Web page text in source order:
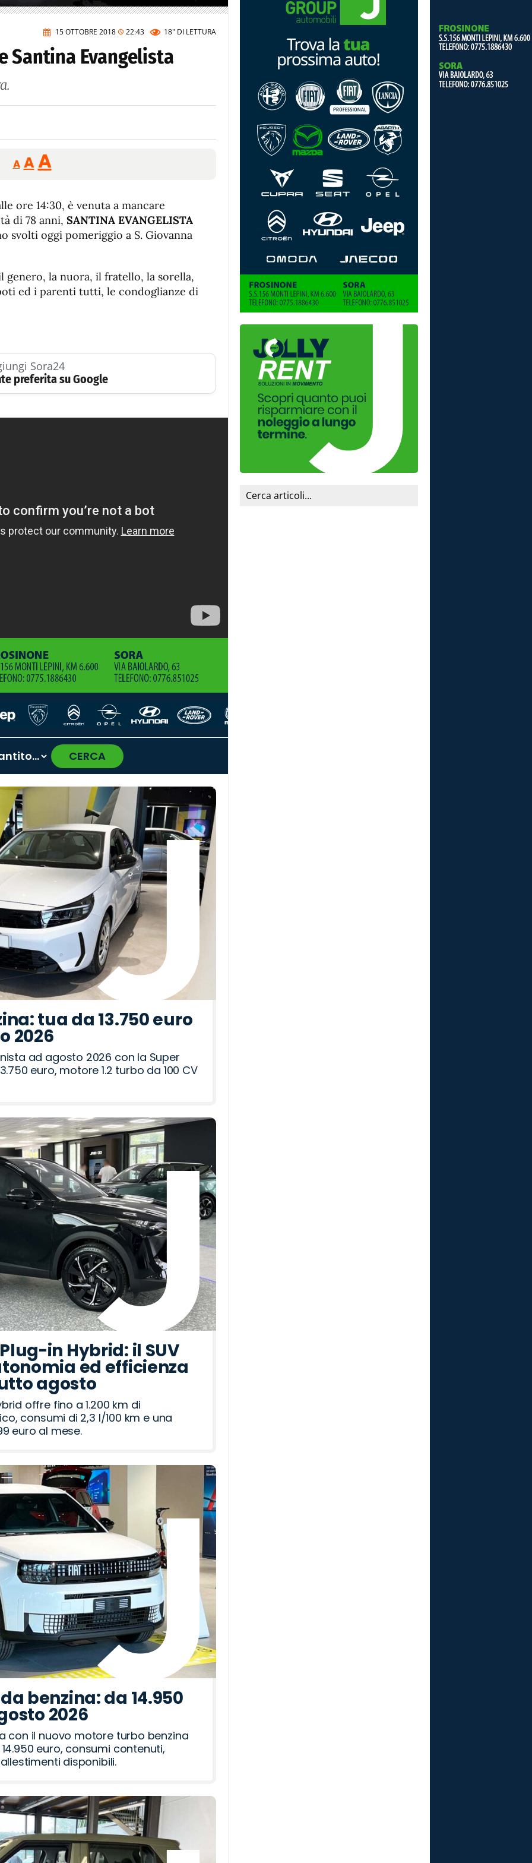
15 OTTOBRE 2018 22:43 18" DI LETTURA
Santina Evangelista
A
Reducir
tamaño
A Restablecer
tamaño
de
fuente
AAumentar
de
fuente.
ore 14:30, è venuta a mancare
di 78 anni, SANTINA EVANGELISTA
svolti oggi pomeriggio a S. Giovanna
genero, la nuora, il fratello, la sorella,
ed i parenti tutti, le condoglianze di
Sora24
preferita su Google
CERCA
›
tua da 13.750 euro
2026
ad agosto 2026 con la Super
euro, motore 1.2 turbo da 100 CV
in Hybrid: il SUV
ed efficienza
agosto
offre fino a 1.200 km di
consumi di 2,3 l/100 km e una
euro al mese.
benzina: da 14.950
2026
con il nuovo motore turbo benzina
euro, consumi contenuti,
disponibili.